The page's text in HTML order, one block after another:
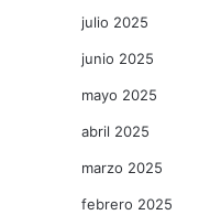
julio 2025
junio 2025
mayo 2025
abril 2025
marzo 2025
febrero 2025